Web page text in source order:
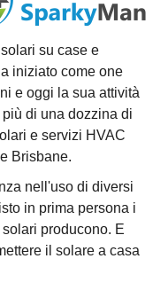
su case e
iniziato come one
e oggi la sua attività
di una dozzina di
e servizi HVAC
Brisbane.
nell'uso di diversi
in prima persona i
producono. E
il solare a casa